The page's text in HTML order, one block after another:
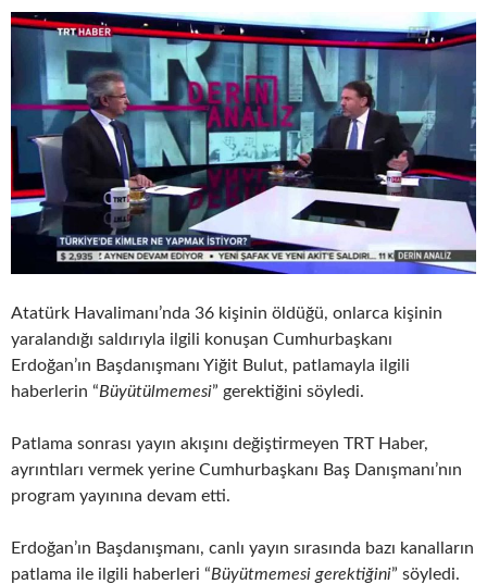
Atatürk Havalimanı’nda 36 kişinin öldüğü, onlarca kişinin
yaralandığı saldırıyla ilgili konuşan Cumhurbaşkanı
Erdoğan’ın Başdanışmanı Yiğit Bulut, patlamayla ilgili
haberlerin “Büyütülmemesi” gerektiğini söyledi.
Patlama sonrası yayın akışını değiştirmeyen TRT Haber,
ayrıntıları vermek yerine Cumhurbaşkanı Baş Danışmanı’nın
program yayınına devam etti.
Erdoğan’ın Başdanışmanı, canlı yayın sırasında bazı kanalların
patlama ile ilgili haberleri “Büyütmemesi gerektiğini” söyledi.